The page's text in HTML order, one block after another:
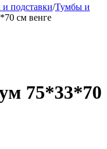
подставки/Тумбы и
см венге
75*33*70